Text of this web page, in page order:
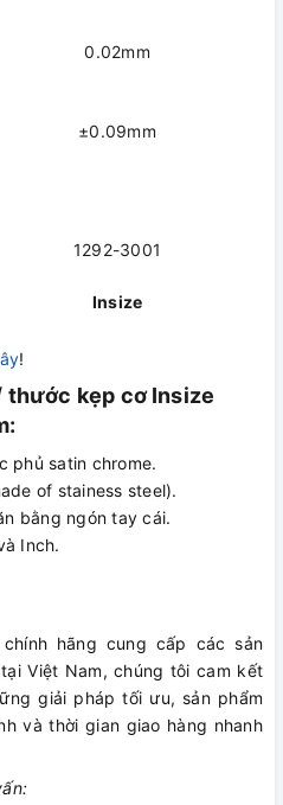
0.02mm
±0.09mm
1292-3001
Insize
!
thước kẹp cơ Insize
phủ satin chrome.
of stainess steel).
bằng ngón tay cái.
Inch.
hãng cung cấp các sản
tại Việt Nam, chúng tôi cam kết
giải pháp tối ưu, sản phẩm
và thời gian giao hàng nhanh